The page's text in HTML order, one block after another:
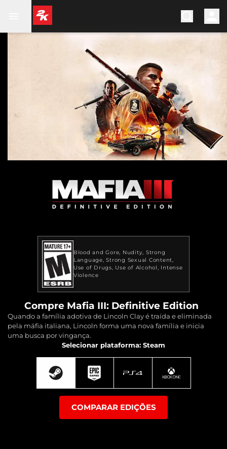
Blood and Gore Nudity Strong
Language Strong Sexual Content
Use of Drugs
Use of Alcohol
Intense
Violence
Compre Mafia III: Definitive Edition
Quando a família adotiva de Lincoln Clay é traída e eliminada
pela máfia italiana, Lincoln forma uma nova família e inicia
uma busca por vingança.
Selecionar plataforma: Steam
COMPARAR EDIÇÕES